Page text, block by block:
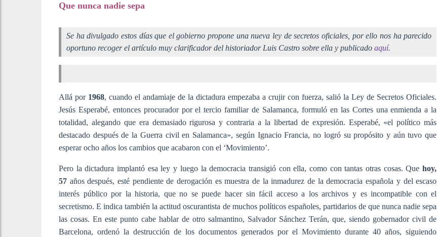
Que nunca nadie sepa
Se ha divulgado estos días que el gobierno propone una nueva ley de secretos oficiales, por ello nos ha parecido
oportuno recoger el artículo muy clarificador del historiador Luis Castro sobre ella y publicado aquí.
Allá por 1968, cuando el andamiaje de la dictadura empezaba a crujir con fuerza, salió la Ley de Secretos Oficiales.
Jesús Esperabé, entonces procurador por el tercio familiar de Salamanca, formuló en las Cortes una enmienda a la
totalidad, alegando que era demasiado rigurosa y contraria a la libertad de expresión. Esperabé, «el político más
destacado después de la Guerra civil en Salamanca», según Ignacio Francia, no logró su propósito y aún tuvo que
esperar ocho años los cambios que acabaron con el ‘Movimiento’.
Pero la dictadura implantó esa ley y luego la democracia transigió con ella, como con tantas otras cosas. Quehoy,
57 años después, esté pendiente de derogación es muestra de la inmadurez de la democracia española y del escaso
interés público por la historia, que no se puede hacer sin fácil acceso a los archivos y es incompatible con el
secretismo. E indica también la actitud oscurantista de muchos políticos españoles, partidarios de que nunca nadie sepa
las cosas. En este punto cabe hablar de otro salmantino, Salvador Sánchez Terán, que, siendo gobernador civil de
Barcelona, ordenó la destrucción de los documentos generados por el Movimiento durante 40 años, siguiendo